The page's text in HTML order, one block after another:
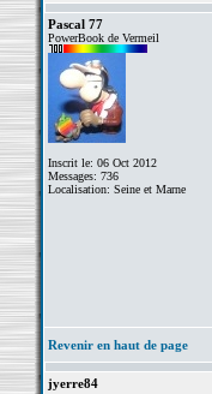
Pascal 77
PowerBook de Vermeil
Inscrit le: 06 Oct 2012
Messages: 736
Localisation: Seine et Marne
Revenir en haut de page
jyerre84